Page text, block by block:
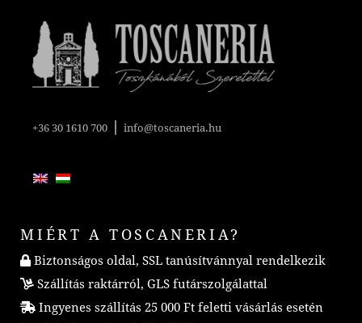
+36 30 1610 700 |info@toscaneria.hu
MIÉRT A TOSCANERIA?
Biztonságos oldal, SSL tanúsítvánnyal rendelkezik
Szállítás raktárról, GLS futárszolgálattal
Ingyenes szállítás 25 000 Ft feletti vásárlás esetén